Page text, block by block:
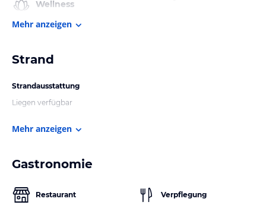
Wellness
Mehr anzeigen
Strand
Strandausstattung
Liegen verfügbar
Mehr anzeigen
Gastronomie
Restaurant Verpflegung